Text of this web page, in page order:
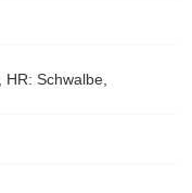
Schwalbe,